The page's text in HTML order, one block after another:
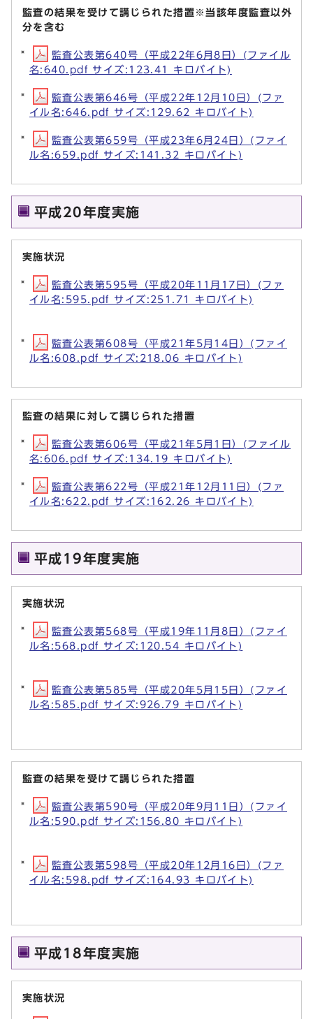
監査の結果を受けて講じられた措置※当該年度監査以外
分を含む
監査公表第640号（平成22年6月8日）(ファイル
名:640.pdf サイズ:123.41 キロバイト)
監査公表第646号（平成22年12月10日）(ファ
イル名:646.pdf サイズ:129.62 キロバイト)
監査公表第659号（平成23年6月24日）(ファイ
ル名:659.pdf サイズ:141.32 キロバイト)
平成20年度実施
実施状況
監査公表第595号（平成20年11月17日）(ファ
イル名:595.pdf サイズ:251.71 キロバイト)
監査公表第608号（平成21年5月14日）(ファイ
ル名:608.pdf サイズ:218.06 キロバイト)
監査の結果に対して講じられた措置
監査公表第606号（平成21年5月1日）(ファイル
名:606.pdf サイズ:134.19 キロバイト)
監査公表第622号（平成21年12月11日）(ファ
イル名:622.pdf サイズ:162.26 キロバイト)
平成19年度実施
実施状況
監査公表第568号（平成19年11月8日）(ファイ
ル名:568.pdf サイズ:120.54 キロバイト)
監査公表第585号（平成20年5月15日）(ファイ
ル名:585.pdf サイズ:926.79 キロバイト)
監査の結果を受けて講じられた措置
監査公表第590号（平成20年9月11日）(ファイ
ル名:590.pdf サイズ:156.80 キロバイト)
監査公表第598号（平成20年12月16日）(ファ
イル名:598.pdf サイズ:164.93 キロバイト)
平成18年度実施
実施状況